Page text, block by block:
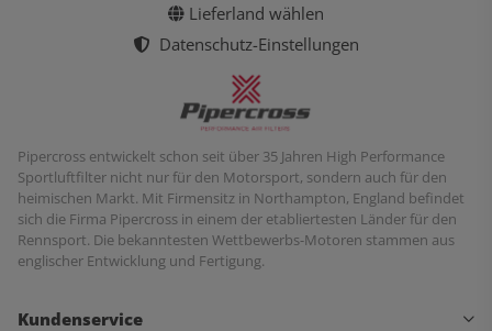
Lieferland wählen
Datenschutz-Einstellungen
Pipercross entwickelt schon seit über 35 Jahren High Performance
Sportluftfilter nicht nur für den Motorsport, sondern auch für den
heimischen Markt. Mit Firmensitz in Northampton, England befindet
sich die Firma Pipercross in einem der etabliertesten Länder für den
Rennsport. Die bekanntesten Wettbewerbs-Motoren stammen aus
englischer Entwicklung und Fertigung.
Kundenservice